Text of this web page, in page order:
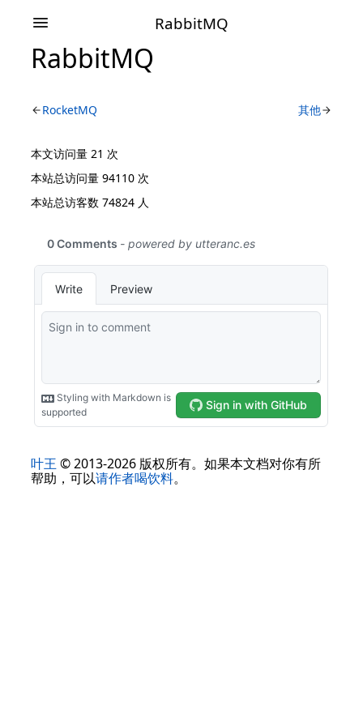
RabbitMQ
RabbitMQ
RocketMQ 其他
本文访问量21 次
本站总访问量94110 次
本站总访客数74824 人
叶王 © 2013-2026 版权所有。如果本文档对你有所
帮助，可以请作者喝饮料。